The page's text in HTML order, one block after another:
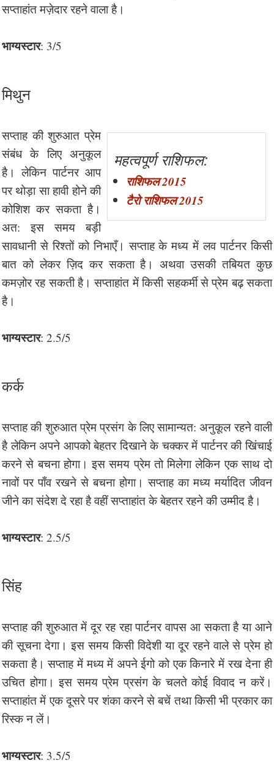
सप्ताहांत मज़ेदार रहने वाला है।
भाग्यस्टार: 3/5
मिथुन
महत्वपूर्ण राशिफल:
राशिफल 2015
टैरो राशिफल 2015
सप्ताह की शुरुआत प्रेम
संबंध के लिए अनुकूल
है। लेकिन पार्टनर आप
पर थोड़ा सा हावी होने की
कोशिश कर सकता है।
अत: इस समय बड़ी
सावधानी से रिश्तों को निभाएँ। सप्ताह के मध्य में लव पार्टनर किसी
बात को लेकर ज़िद कर सकता है। अथवा उसकी तबियत कुछ
कमज़ोर रह सकती है। सप्ताहांत में किसी सहकर्मी से प्रेम बढ़ सकता
है।
भाग्यस्टार: 2.5/5
कर्क
सप्ताह की शुरुआत प्रेम प्रसंग के लिए सामान्यत: अनुकूल रहने वाली
है लेकिन अपने आपको बेहतर दिखाने के चक्कर में पार्टनर की खिंचाई
करने से बचना होगा। इस समय प्रेम तो मिलेगा लेकिन एक साथ दो
नावों पर पाँव रखने से बचना होगा। सप्ताह का मध्य मर्यादित जीवन
जीने का संदेश दे रहा है वहीं सप्ताहांत के बेहतर रहने की उम्मीद है।
भाग्यस्टार: 2.5/5
सिंह
सप्ताह की शुरुआत में दूर रह रहा पार्टनर वापस आ सकता है या आने
की सूचना देगा। इस समय किसी विदेशी या दूर रहने वाले से प्रेम हो
सकता है। सप्ताह में मध्य में अपने ईगो को एक किनारे में रख देना ही
उचित होगा। इस समय प्रेम प्रसंग के चलते कोई विवाद न करें।
सप्ताहांत में एक दूसरे पर शंका करने से बचें तथा किसी भी प्रकार का
रिस्क न लें।
भाग्यस्टार: 3.5/5